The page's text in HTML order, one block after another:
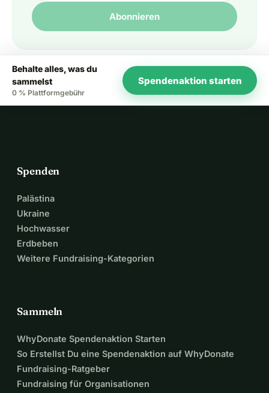
Abonnieren
Behalte alles, was du
sammelst
0 % Plattformgebühr
Spendenaktion starten
Spenden
Palästina
Ukraine
Hochwasser
Erdbeben
Weitere Fundraising-Kategorien
Sammeln
WhyDonate Spendenaktion Starten
So Erstellst Du eine Spendenaktion auf WhyDonate
Fundraising-Ratgeber
Fundraising für Organisationen